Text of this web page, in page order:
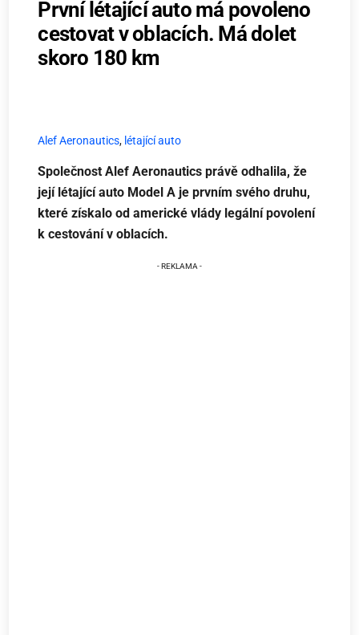
První létající auto má povoleno
cestovat v oblacích. Má dolet
skoro 180 km
Alef Aeronautics, létající auto
Společnost Alef Aeronautics právě odhalila, že
její létající auto Model A je prvním svého druhu,
které získalo od americké vlády legální povolení
k cestování v oblacích.